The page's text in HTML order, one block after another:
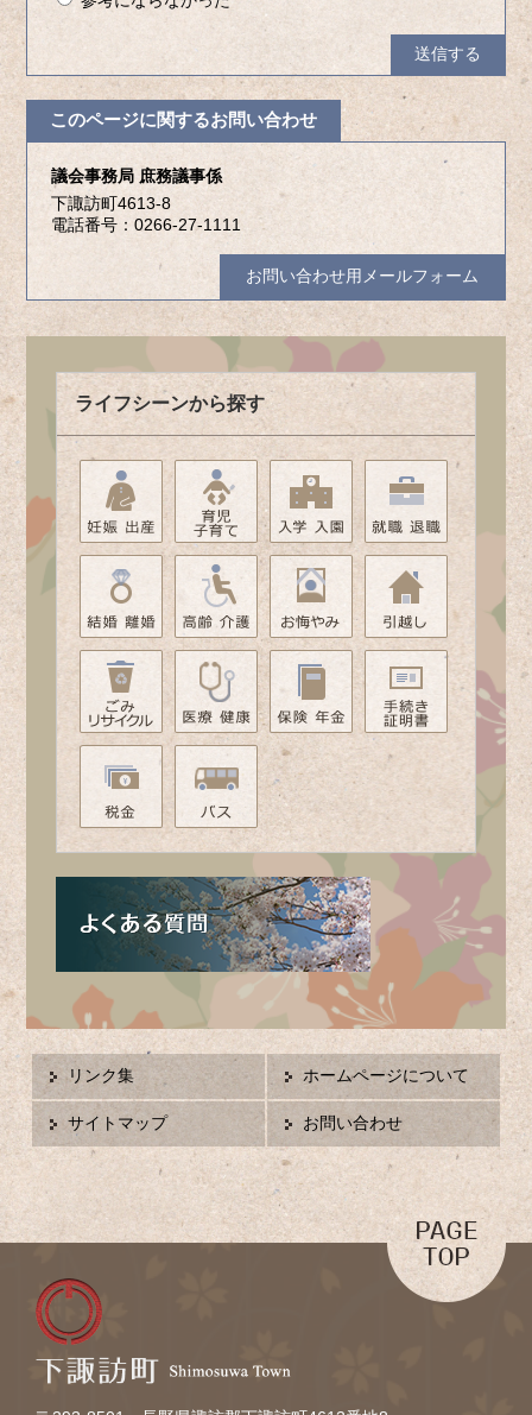
このページに関するお問い合わせ
議会事務局 庶務議事係
下諏訪町4613-8
電話番号：0266-27-1111
お問い合わせ用メールフォーム
ライフシーンから探す
リンク集 ホームページについて
サイトマップ お問い合わせ